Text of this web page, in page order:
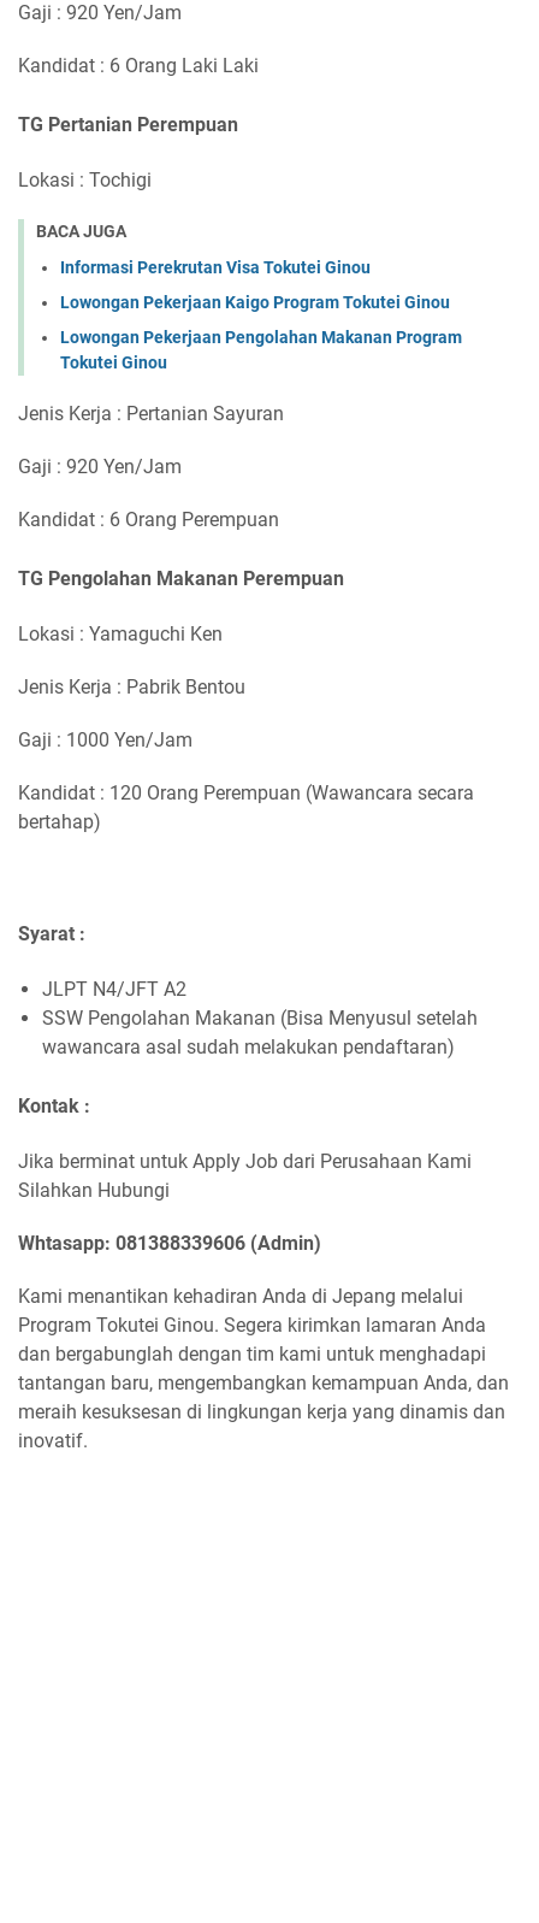
Gaji : 920 Yen/Jam
Kandidat : 6 Orang Laki Laki
TG Pertanian Perempuan
Lokasi : Tochigi
BACA JUGA
Informasi Perekrutan Visa Tokutei Ginou
Lowongan Pekerjaan Kaigo Program Tokutei Ginou
Lowongan Pekerjaan Pengolahan Makanan Program
Tokutei Ginou
Jenis Kerja : Pertanian Sayuran
Gaji : 920 Yen/Jam
Kandidat : 6 Orang Perempuan
TG Pengolahan Makanan Perempuan
Lokasi : Yamaguchi Ken
Jenis Kerja : Pabrik Bentou
Gaji : 1000 Yen/Jam
Kandidat : 120 Orang Perempuan (Wawancara secara
bertahap)
Syarat :
JLPT N4/JFT A2
SSW Pengolahan Makanan (Bisa Menyusul setelah
wawancara asal sudah melakukan pendaftaran)
Kontak :
Jika berminat untuk Apply Job dari Perusahaan Kami
Silahkan Hubungi
Whtasapp: 081388339606 (Admin)
Kami menantikan kehadiran Anda di Jepang melalui
Program Tokutei Ginou. Segera kirimkan lamaran Anda
dan bergabunglah dengan tim kami untuk menghadapi
tantangan baru, mengembangkan kemampuan Anda, dan
meraih kesuksesan di lingkungan kerja yang dinamis dan
inovatif.